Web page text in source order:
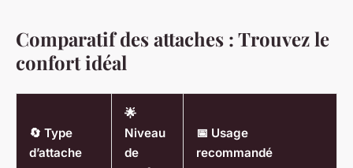
Comparatif des attaches : Trouvez le
confort idéal
🔄 Type
d’attache
🌟
Niveau
de
📅 Usage
recommandé